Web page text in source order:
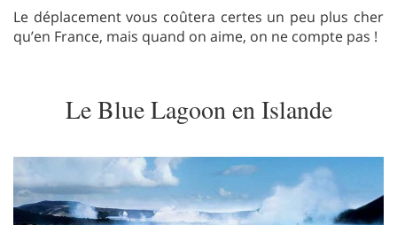
Le déplacement vous coûtera certes un peu plus cher
qu’en France, mais quand on aime, on ne compte pas !
Le Blue Lagoon en Islande